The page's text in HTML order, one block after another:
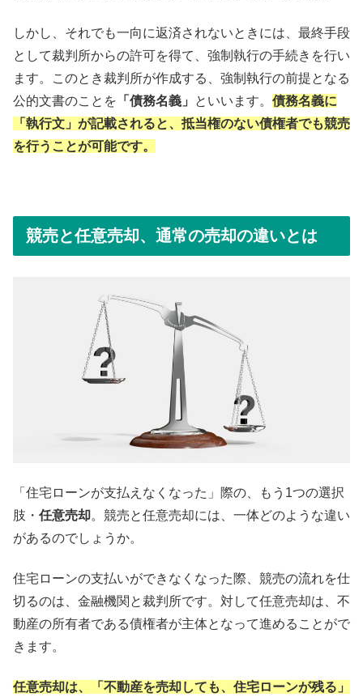
しかし、それでも一向に返済されないときには、最終手段
として裁判所からの許可を得て、強制執行の手続きを行い
ます。このとき裁判所が作成する、強制執行の前提となる
公的文書のことを 「債務名義」 といいます。 債務名義に
「執行文」が記載されると、抵当権のない債権者でも競売
を行うことが可能です。
競売と任意売却、通常の売却の違いとは
「住宅ローンが支払えなくなった」際の、もう1つの選択
肢・ 任意売却。競売と任意売却には、一体どのような違い
があるのでしょうか。
住宅ローンの支払いができなくなった際、競売の流れを仕
切るのは、金融機関と裁判所です。対して任意売却は、不
動産の所有者である債権者が主体となって進めることがで
きます。
任意売却は、「不動産を売却しても、住宅ローンが残る」